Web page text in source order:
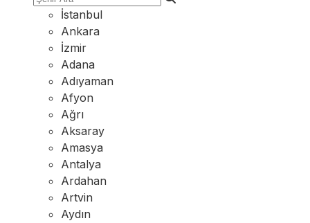
İstanbul
Ankara
İzmir
Adana
Adıyaman
Afyon
Ağrı
Aksaray
Amasya
Antalya
Ardahan
Artvin
Aydın